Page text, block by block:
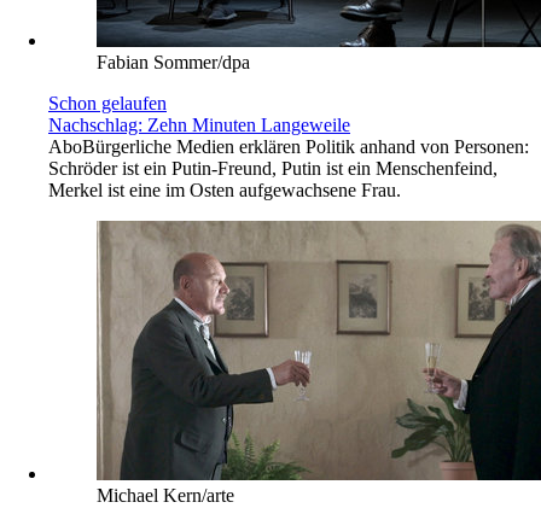
Fabian Sommer/dpa
Schon gelaufen
Nachschlag: Zehn Minuten Langeweile
AboBürgerliche Medien erklären Politik anhand von Personen:
Schröder ist ein Putin-Freund, Putin ist ein Menschenfeind,
Merkel ist eine im Osten aufgewachsene Frau.
Michael Kern/arte